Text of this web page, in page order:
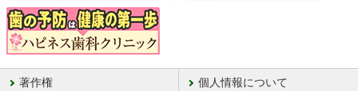
著作権 個人情報について